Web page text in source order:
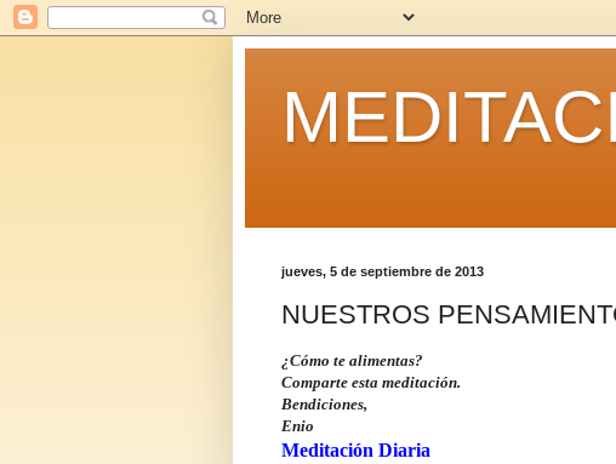
jueves, 5 de septiembre de 2013
NUESTROS
¿Cómo te alimentas?
Comparte esta meditación.
Bendiciones,
Enio
Meditación Diaria